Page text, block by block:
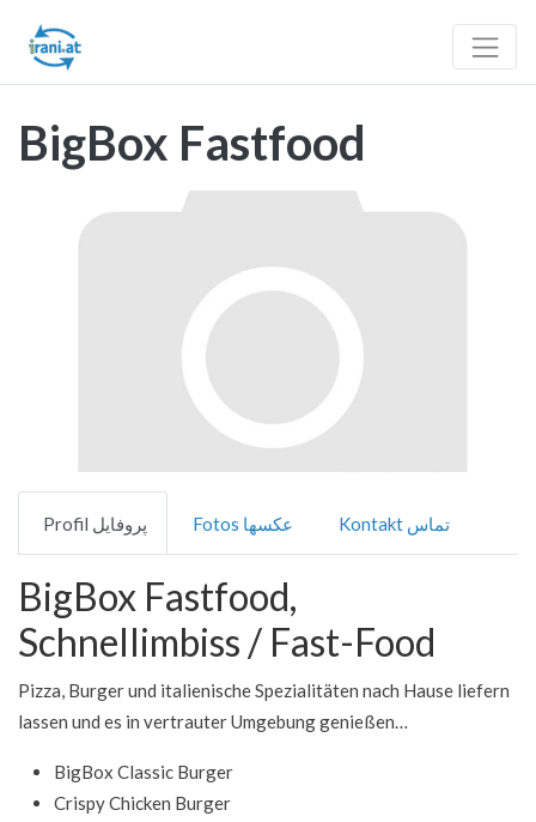
BigBox Fastfood
Profil پروفایل Fotos عکسها Kontakt تماس
BigBox Fastfood,
Schnellimbiss / Fast-Food
Pizza, Burger und italienische Spezialitäten nach Hause liefern
lassen und es in vertrauter Umgebung genießen…
BigBox Classic Burger
Crispy Chicken Burger